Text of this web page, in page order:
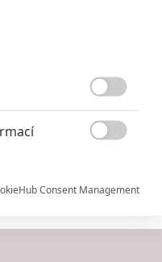
Děti krve a kostí:
akční fantasy
Spider-Man:
máme čekat
ČLÁNEK |
Velké preview:
maximálně nabitým


Consent Management